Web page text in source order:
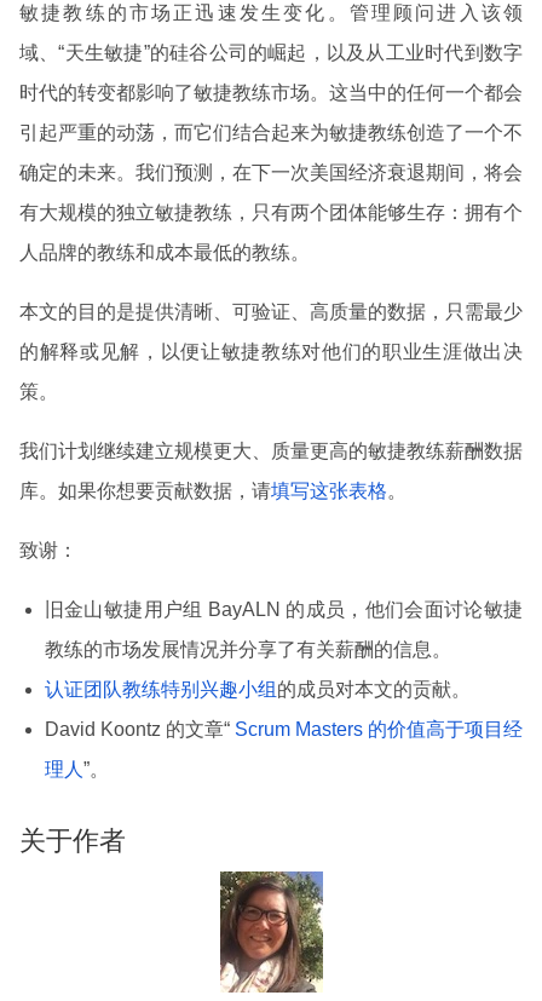
敏捷教练的市场正迅速发生变化。管理顾问进入该领
域、“天生敏捷”的硅谷公司的崛起，以及从工业时代到数字
时代的转变都影响了敏捷教练市场。这当中的任何一个都会
引起严重的动荡，而它们结合起来为敏捷教练创造了一个不
确定的未来。我们预测，在下一次美国经济衰退期间，将会
有大规模的独立敏捷教练，只有两个团体能够生存：拥有个
人品牌的教练和成本最低的教练。
本文的目的是提供清晰、可验证、高质量的数据，只需最少
的解释或见解，以便让敏捷教练对他们的职业生涯做出决
策。
我们计划继续建立规模更大、质量更高的敏捷教练薪酬数据
库。如果你想要贡献数据，请填写这张表格。
致谢：
旧金山敏捷用户组 BayALN 的成员，他们会面讨论敏捷
教练的市场发展情况并分享了有关薪酬的信息。
认证团队教练特别兴趣小组 的成员对本文的贡献。
David Koontz 的文章“Scrum Masters 的价值高于项目经
理人 ”。
关于作者